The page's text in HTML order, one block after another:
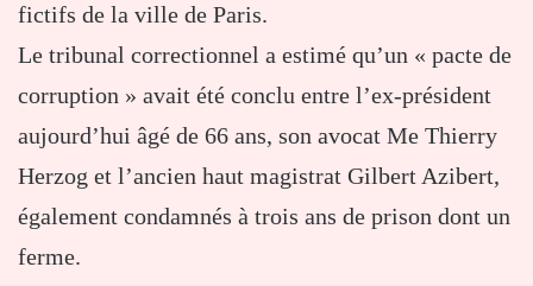
fictifs de la ville de Paris.
Le tribunal correctionnel a estimé qu’un « pacte de
corruption » avait été conclu entre l’ex-président
aujourd’hui âgé de 66 ans, son avocat Me Thierry
Herzog et l’ancien haut magistrat Gilbert Azibert,
également condamnés à trois ans de prison dont un
ferme.